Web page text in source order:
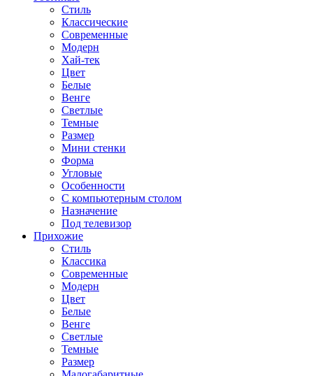
Стиль
Классические
Современные
Модерн
Хай-тек
Цвет
Белые
Венге
Светлые
Темные
Размер
Мини стенки
Форма
Угловые
Особенности
С компьютерным столом
Назначение
Под телевизор
Прихожие
Стиль
Классика
Современные
Модерн
Цвет
Белые
Венге
Светлые
Темные
Размер